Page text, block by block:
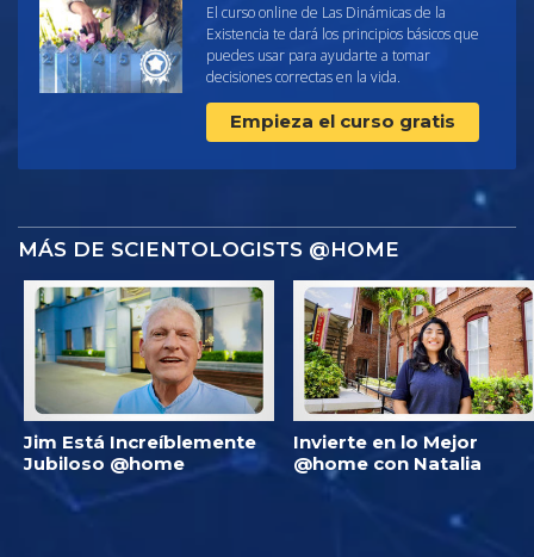
El curso online de Las Dinámicas de la
Existencia te dará los principios básicos que
puedes usar para ayudarte a tomar
decisiones correctas en la vida.
Empieza el curso gratis
MÁS DE SCIENTOLOGISTS @HOME
Jim Está Increíblemente
Jubiloso @home
Invierte en lo Mejor
@home con Natalia